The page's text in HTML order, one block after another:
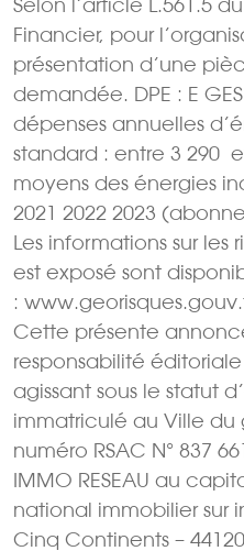
Selon l’article L.561.5
Financier, pour
présentation d’une
demandée. DPE : E
dépenses annuelles
standard : entre 3 290 
moyens des énergies
2021 2022 2023
Les informations sur les
est exposé sont
:
Cette présente
responsabilité
agissant sous le statut
immatriculé au Ville du
numéro RSAC N° 837
IMMO RESEAU au
national immobilier sur
Cinq Continents – 44120